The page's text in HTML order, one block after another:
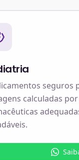
seguros
calculadas